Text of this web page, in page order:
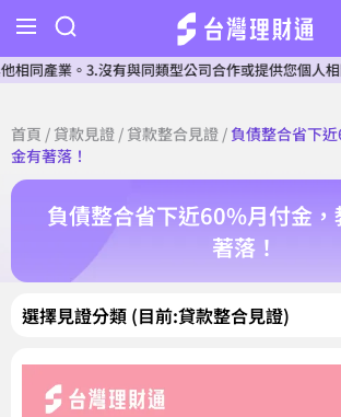
。3.沒有與同類型公司合作或提供您個人相關
首頁 / 貸款見證 / 貸款整合見證 / 負債整合省下
金有著落！
負債整合省下近60%月付金
著落！
選擇見證分類 (目前:貸款整合見證)